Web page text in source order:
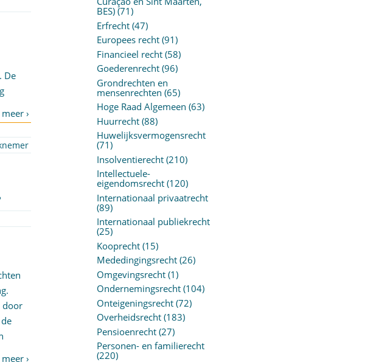
De
door
BES)(71)
Erfrecht(47)
Europees recht(91)
Financieel recht(58)
Goederenrecht(96)
Grondrechten en
mensenrechten (65)
Hoge Raad Algemeen (63)
Huurrecht(88)
Huwelijksvermogensrecht
(71)
Insolventierecht(210)
Intellectuele-
eigendomsrecht(120)
Internationaal privaatrecht
(89)
Internationaal publiekrecht
(25)
Kooprecht(15)
Mededingingsrecht(26)
Omgevingsrecht(1)
Ondernemingsrecht(104)
Onteigeningsrecht(72)
Overheidsrecht(183)
Pensioenrecht(27)
Personen- en familierecht
(220)